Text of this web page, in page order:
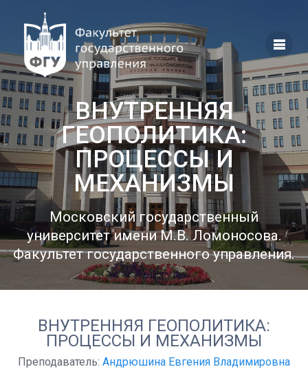
к
контенту
ВНУТРЕННЯЯ
ГЕОПОЛИТИКА:
ПРОЦЕССЫ И
МЕХАНИЗМЫ
Московский государственный
университет имени М.В. Ломоносова.
Факультет государственного управления.
ВНУТРЕННЯЯ ГЕОПОЛИТИКА:
ПРОЦЕССЫ И МЕХАНИЗМЫ
Преподаватель: Андрюшина Евгения Владимировна